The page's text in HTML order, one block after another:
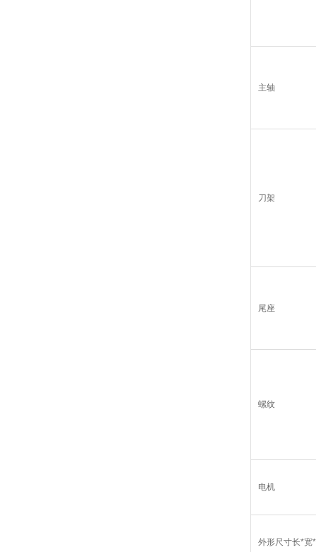
主轴
刀架
尾座
螺纹
电机
外形尺寸长*宽